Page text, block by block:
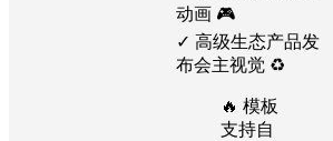
动画 🎮
✓ 高级生态产品发
布会主视觉 ♻️
🔥 模板
支持自